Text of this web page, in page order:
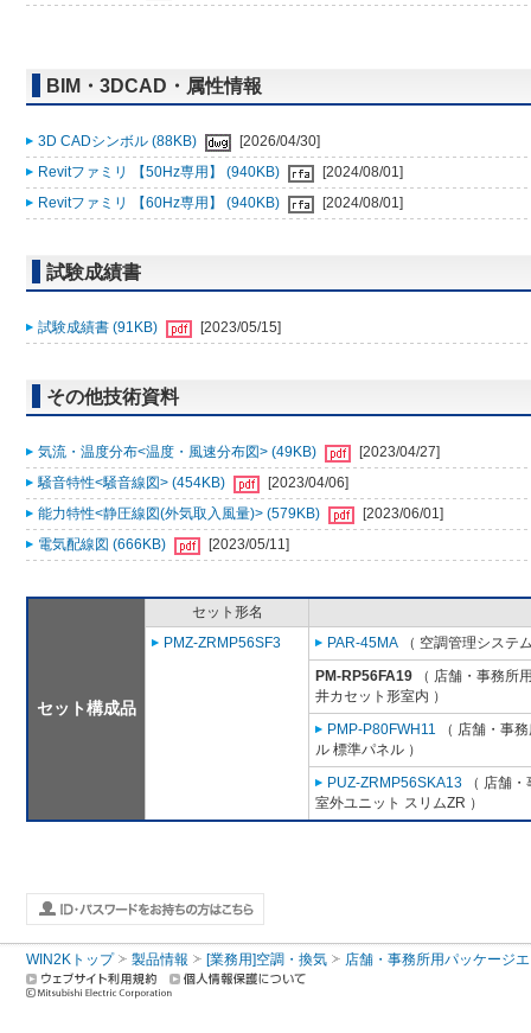
BIM・3DCAD・属性情報
3D CADシンボル (88KB)
[2026/04/30]
Revitファミリ 【50Hz専用】 (940KB)
[2024/08/01]
Revitファミリ 【60Hz専用】 (940KB)
[2024/08/01]
試験成績書
試験成績書 (91KB) [2023/05/15]
その他技術資料
気流・温度分布<温度・風速分布図> (49KB)
[2023/04/27]
騒音特性<騒音線図> (454KB)
[2023/04/06]
能力特性<静圧線図(外気取入風量)> (579KB)
[2023/06/01]
電気配線図 (666KB)
[2023/05/11]
セット構成品
セット形名
PMZ-ZRMP56SF3
PAR-45MA （ 空調管理システ
PM-RP56FA19 （ 店舗・事務所
井カセット形室内 ）
PMP-P80FWH11 （ 店舗・事
ル 標準パネル ）
PUZ-ZRMP56SKA13 （ 店舗
室外ユニット スリムZR ）
WIN2Kトップ 製品情報 [業務用]空調・換気 店舗・事務所用パッケージ